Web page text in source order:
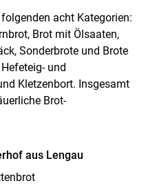
acht Kategorien:
Brot mit Ölsaaten,
Sonderbrote und Brote
und
Kletzenbort. Insgesamt
Brot-
aus Lengau